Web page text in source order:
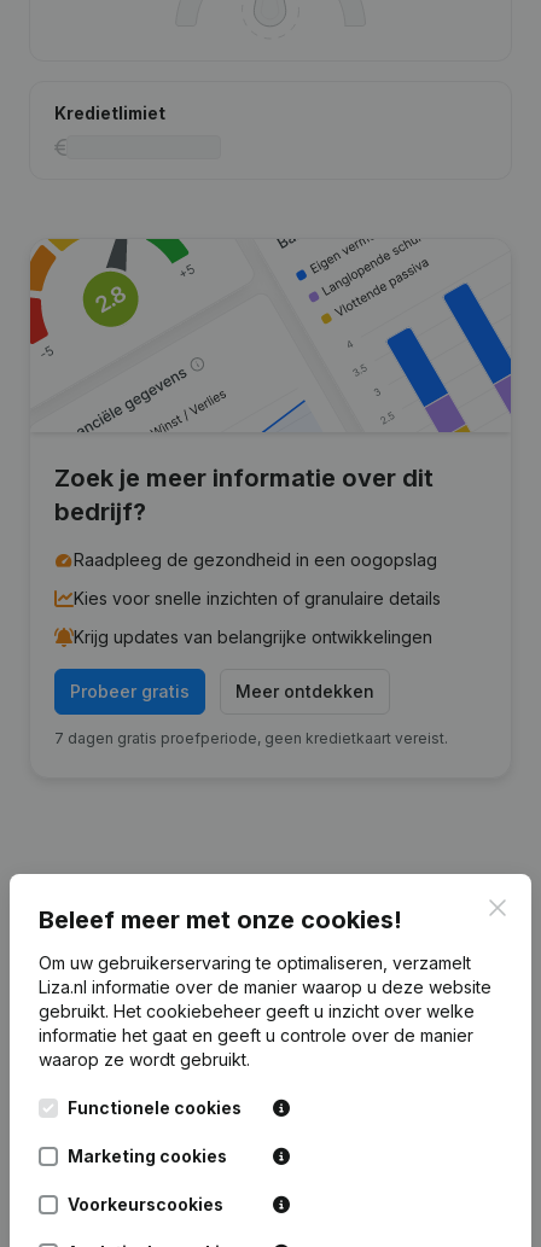
Kredietlimiet
Zoek je meer informatie over dit
bedrijf?
Raadpleeg de gezondheid in een oogopslag
Kies voor snelle inzichten of granulaire details
Krijg updates van belangrijke ontwikkelingen
Probeer gratis Meer ontdekken
7 dagen gratis proefperiode, geen kredietkaart vereist.
Leeuw Makelaars
2025 2024 2023 2022
vermogen
€ 18.151 €
Beleef meer met onze cookies!
Om uw gebruikerservaring te optimaliseren, verzamelt
Liza.nl informatie over de manier waarop u deze website
gebruikt. Het cookiebeheer geeft u inzicht over welke
informatie het gaat en geeft u controle over de manier
waarop ze wordt gebruikt.
Functionele cookies
Marketing cookies
Voorkeurscookies